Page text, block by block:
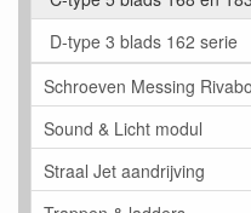
D-type 3 blads 162 serie
Schroeven Messing Rivabo
Sound & Licht modul
Straal Jet aandrijving